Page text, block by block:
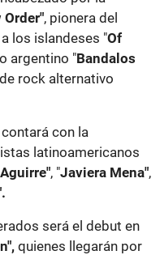
Order", pionera del
los islandeses "Of
argentino "Bandalos
rock alternativo
con la
latinoamericanos
, "Javiera Mena",
será el debut en
quienes llegarán por